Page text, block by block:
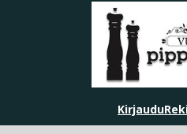
Kirjaudu